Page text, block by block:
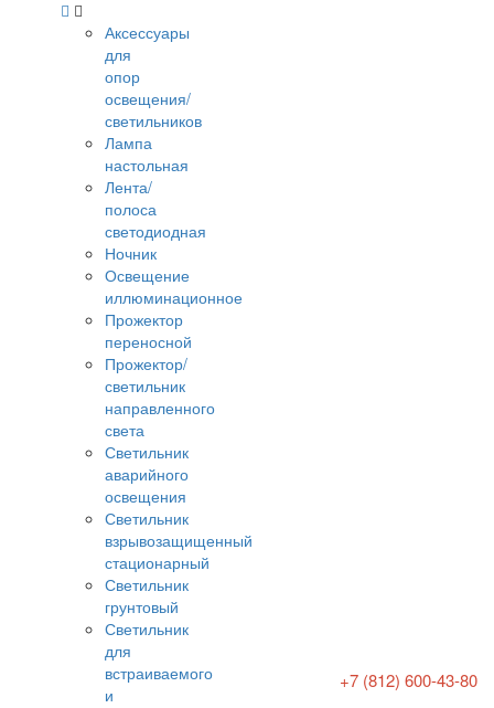
Аксессуары
для
опор
освещения/
светильников
Лампа
настольная
Лента/
полоса
светодиодная
Ночник
Освещение
иллюминационное
Прожектор
переносной
Прожектор/
светильник
направленного
света
Светильник
аварийного
освещения
Светильник
взрывозащищенный
стационарный
Светильник
грунтовый
Светильник
для
встраиваемого
и
+7 (812) 600-43-80